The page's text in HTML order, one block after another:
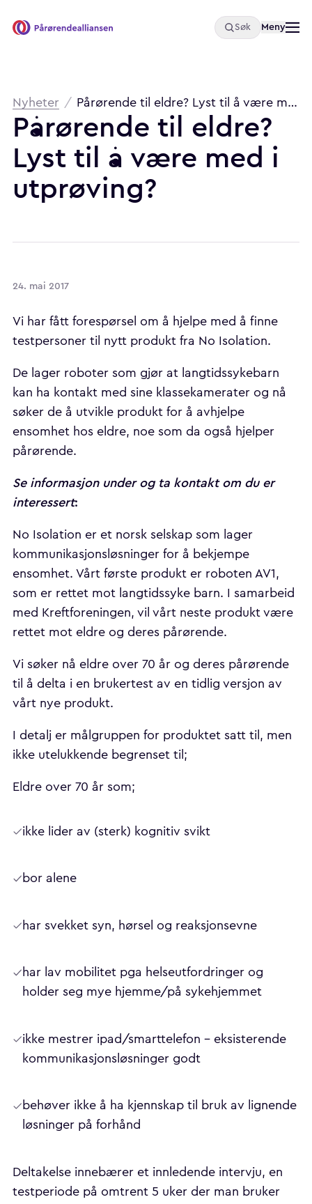
Pårørendealliansen Søk Åpne
Meny
Brødsmulesti
Nyheter / Pårørende til eldre? Lyst til å være med i utprøving?
Pårørende til eldre?
Lysttil å være med i
utprøving?
24. mai 2017
Vi har fått forespørsel om å hjelpe med å finne
testpersoner til nytt produkt fra No Isolation.
De lager roboter som gjør at langtidssykebarn
kan ha kontakt med sine klassekamerater og nå
søker de å utvikle produkt for å avhjelpe
ensomhet hos eldre, noe som da også hjelper
pårørende.
Se informasjon under og ta kontakt om du er
interessert:
No Isolation er et norsk selskap som lager
kommunikasjonsløsninger for å bekjempe
ensomhet. Vårt første produkt er roboten AV1,
som er rettet mot langtidssyke barn. I samarbeid
med Kreftforeningen, vil vårt neste produkt være
rettet mot eldre og deres pårørende.
Vi søker nå eldre over 70 år og deres pårørende
til å delta i en brukertest av en tidlig versjon av
vårt nye produkt.
I detalj er målgruppen for produktet satt til, men
ikke utelukkende begrenset til;
Eldre over 70 år som;
ikke lider av (sterk) kognitiv svikt
bor alene
har svekket syn, hørsel og reaksjonsevne
har lav mobilitet pga helseutfordringer og
holder seg mye hjemme/på sykehjemmet
ikke mestrer ipad/smarttelefon – eksisterende
kommunikasjonsløsninger godt
behøver ikke å ha kjennskap til bruk av lignende
løsninger på forhånd
Deltakelse innebærer et innledende intervju, en
testperiode på omtrent 5 uker der man bruker